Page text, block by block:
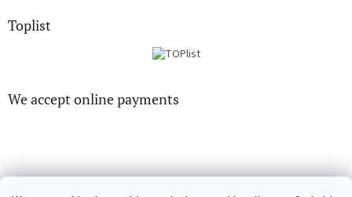
Toplist
We accept online payments